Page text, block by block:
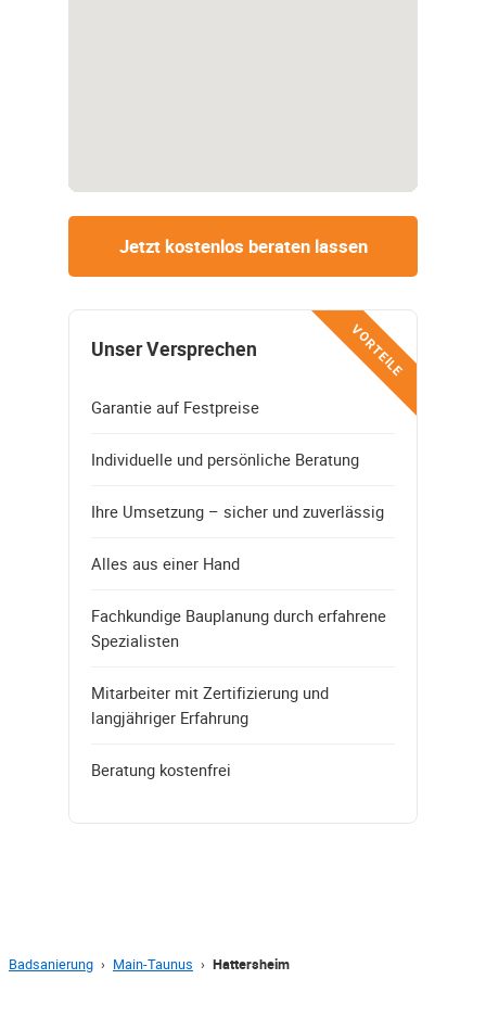
Jetzt kostenlos beraten lassen
VORTEILE
Unser Versprechen
Garantie auf Festpreise
Individuelle und persönliche Beratung
Ihre Umsetzung – sicher und zuverlässig
Alles aus einer Hand
Fachkundige Bauplanung durch erfahrene
Spezialisten
Mitarbeiter mit Zertifizierung und
langjähriger Erfahrung
Beratung kostenfrei
Badsanierung › Main-Taunus › Hattersheim